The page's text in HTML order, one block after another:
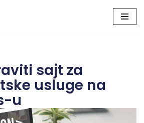
sajt za
usluge na
u